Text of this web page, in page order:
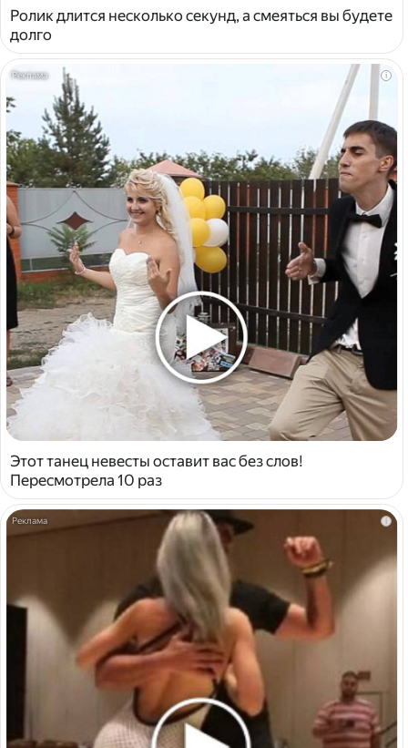
Ролик длится несколько секунд, а смеяться вы будете
долго
i
Этот танец невесты оставит вас без слов!
Пересмотрела 10 раз
i